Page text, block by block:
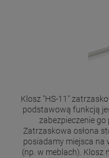
Klosz "HS-11"
podstawową funkcją
zabezpieczenie
Zatrzaskowa osłona
posiadamy miejsca na
(np. w meblach). Klosz